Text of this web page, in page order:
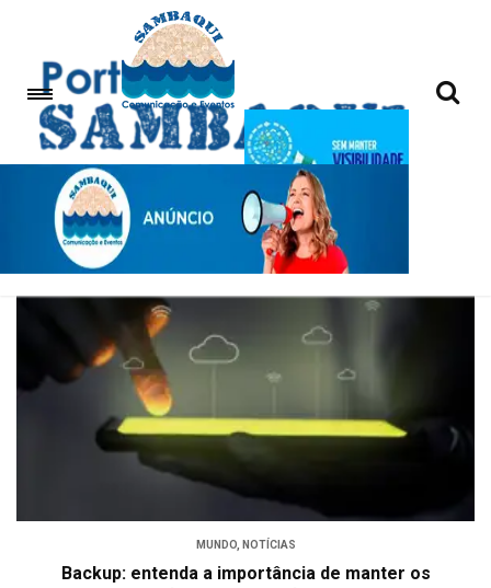
jogos on
MUNDO, NOTÍCIAS
Backup: entenda a importância de manter os